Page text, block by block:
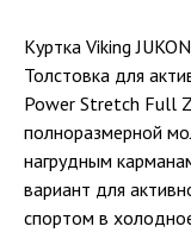
Куртка Viking
Толстовка для
Power Stretch Full
полноразмерной
нагрудным
вариант для
спортом в